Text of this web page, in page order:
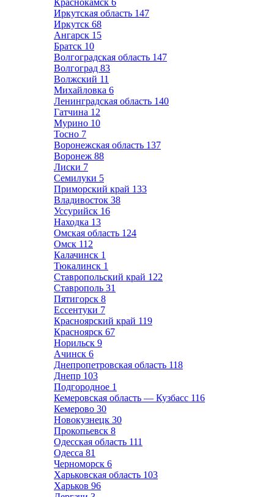
Краснокамск 6
Иркутская область 147
Иркутск 68
Ангарск 15
Братск 10
Волгоградская область 147
Волгоград 83
Волжский 11
Михайловка 6
Ленинградская область 140
Гатчина 12
Мурино 10
Тосно 7
Воронежская область 137
Воронеж 88
Лиски 7
Семилуки 5
Приморский край 133
Владивосток 38
Уссурийск 16
Находка 13
Омская область 124
Омск 112
Калачинск 1
Тюкалинск 1
Ставропольский край 122
Ставрополь 31
Пятигорск 8
Ессентуки 7
Красноярский край 119
Красноярск 67
Норильск 9
Ачинск 6
Днепропетровская область 118
Днепр 103
Подгородное 1
Кемеровская область — Кузбасс 116
Кемерово 30
Новокузнецк 30
Прокопьевск 8
Одесская область 111
Одесса 81
Черноморск 6
Харьковская область 103
Харьков 96